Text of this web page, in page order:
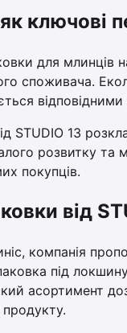
ключові
для млинців
споживача.
STUDIO 13
розвитку та
покупців.
від
компанія
під
асортимент